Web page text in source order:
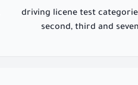
driving licene test
second, third and